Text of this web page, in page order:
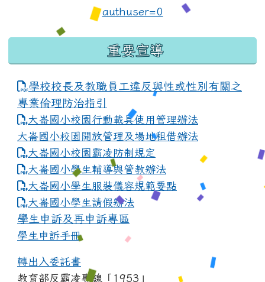
重要宣導
學校校長及教職員工違反與性或性別有關之
專業倫理防治指引
大崙國小校園行動載具使用管理辦法
大崙國小校園開放管理及場地租借辦法
大崙國小校園霸凌防制規定
大崙國小學生輔導與管教辦法
大崙國小學生服裝儀容規範要點
link to https://www.dles.tyc.edu.tw/uploads/
大崙國小學生請假辦法
學生申訴及再申訴專區
學生申訴手冊
轉出入委託書
教育部反霸凌專線「1953」